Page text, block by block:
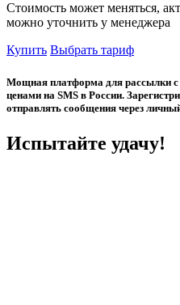
Стоимость может меняться,
можно уточнить у менеджера
Купить Выбрать тариф
Мощная платформа для рассылки
ценами на SMS в России.
отправлять сообщения через
Испытайте удачу!